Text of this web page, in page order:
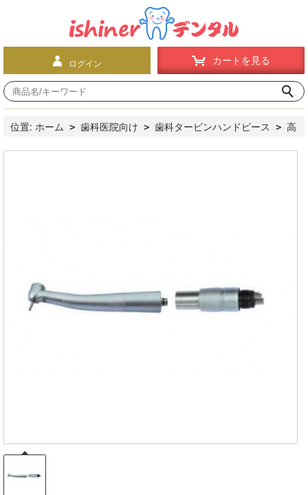
ログイン カートを見る
位置: ホーム > 歯科医院向け > 歯科タービンハンドピース > 高